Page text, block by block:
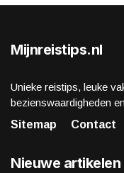
Mijnreistips.nl
Unieke reistips, leuke
bezienswaardigheden
Sitemap
Contact
Nieuwe artikelen